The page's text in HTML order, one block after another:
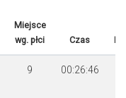
Miejsce
wg. płci
Czas
9 00:26:46